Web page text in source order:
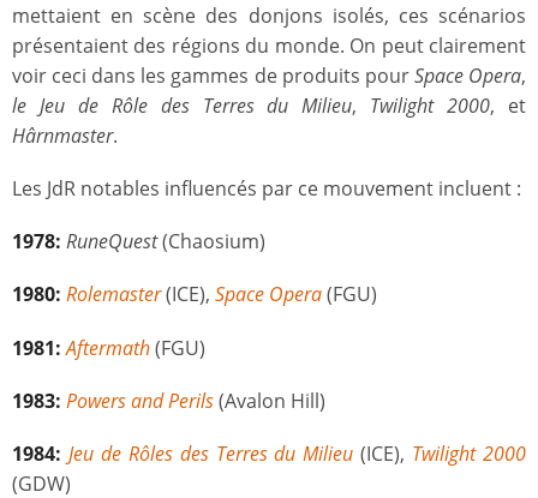
mettaient en scène des donjons isolés, ces scénarios
présentaient des régions du monde. On peut clairement
voir ceci dans les gammes de produits pourSpace Opera,
le Jeu de Rôle des Terres du Milieu, Twilight 2000, et
Hârnmaster.
Les JdR notables influencés par ce mouvement incluent :
1978: RuneQuest(Chaosium)
1980: Rolemaster(ICE), Space Opera(FGU)
1981: Aftermath(FGU)
1983: Powers and Perils(Avalon Hill)
1984: Jeu de Rôles des Terres du Milieu (ICE), Twilight 2000
(GDW)